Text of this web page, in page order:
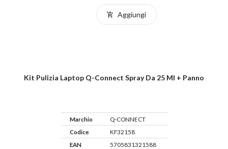
Aggiungi
Kit Pulizia Laptop Q-Connect Spray Da 25 Ml + Panno
Marchio
Q-CONNECT
Codice
KF32158
EAN
5705831321588